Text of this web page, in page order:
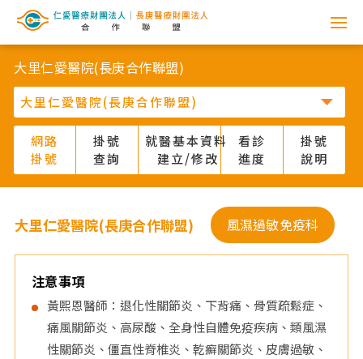
網
路
掛
號
系
統
-
仁
愛
大里仁愛醫院(長庚合作聯盟)
網路
掛號
掛號
查詢
就醫基本資料
建立/修改
看診
進度
掛號
說明
大里仁愛醫院(長庚合作聯盟) 風濕過敏免疫科
注意事項
黃熙恩醫師：退化性關節炎、下背痛、骨質疏鬆症、
痛風關節炎、高尿酸、全身性自體免疫疾病、類風濕
性關節炎、僵直性脊椎炎、乾癬關節炎、皮膚過敏、